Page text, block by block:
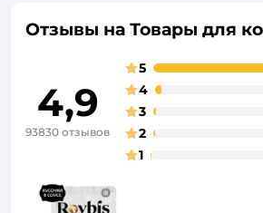
Отзывы на Товары для
4,9
93830 отзывов
5
4
3
2
1